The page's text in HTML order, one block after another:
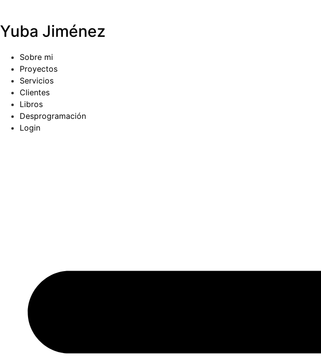
Yuba Jiménez
Sobre mi
Proyectos
Servicios
Clientes
Libros
Desprogramación
Login